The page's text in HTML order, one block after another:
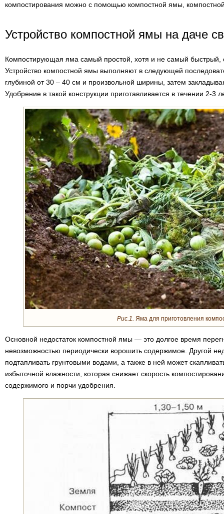
компостирования можно с помощью компостной ямы,
Устройство компостной ямы на даче
Компостирующая яма самый простой, хотя и не самый быстрый,
Устройство компостной ямы выполняют в следующей
глубиной от 30 – 40 см и произвольной ширины, затем
Удобрение в такой конструкции приготавливается в течении 2-3
Рис.1. Яма для приготовления
Основной недостаток компостной ямы — это долгое время
невозможностью периодически ворошить содержимое. Другой
подтапливать грунтовыми водами, а также в ней может
избыточной влажности, которая снижает скорость
содержимого и порчи удобрения.